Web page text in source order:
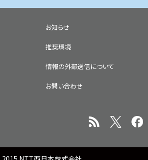
お知らせ
推奨環境
情報の外部送信について
お問い合わせ